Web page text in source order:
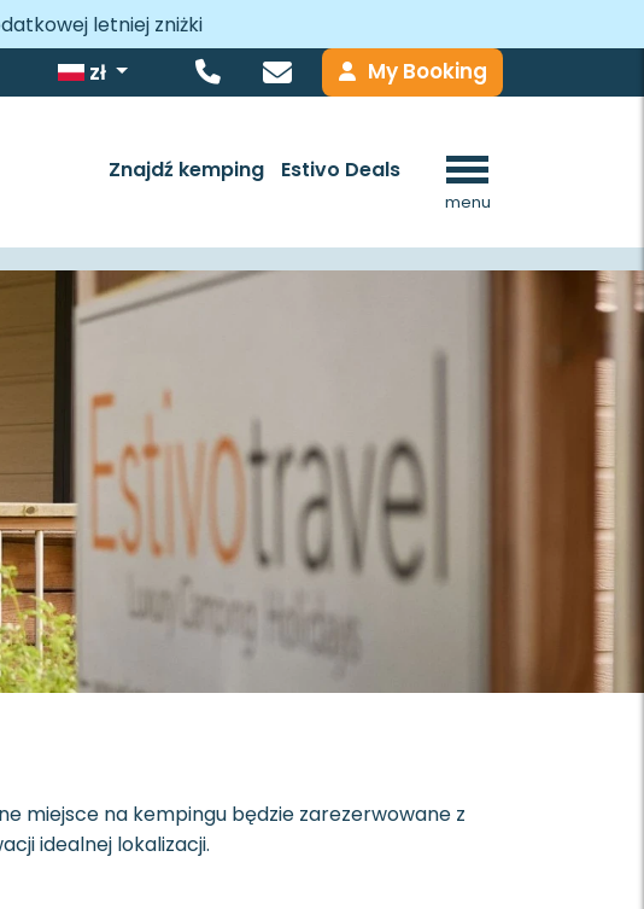
zł My Booking
Znajdź kemping Estivo Deals
menu
letniej zniżki
miejsce na kempingu będzie zarezerwowane z
idealnej lokalizacji.